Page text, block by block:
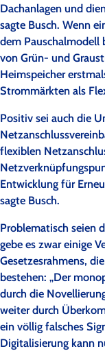
Dachanlagen und
sagte Busch. Wenn
dem Pauschalmodell
von Grün- und
Heimspeicher
Strommärkten als
Positiv sei auch die
flexiblen
Entwicklung für
sagte Busch.
Problematisch seien
gebe es zwar einige
Gesetzesrahmens,
bestehen: „Der
durch die
weiter durch
ein völlig falsches
Digitalisierung kann